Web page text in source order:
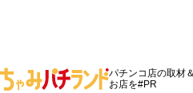
パチンコ店の取材
お店を#PR
新城まみ #133『東